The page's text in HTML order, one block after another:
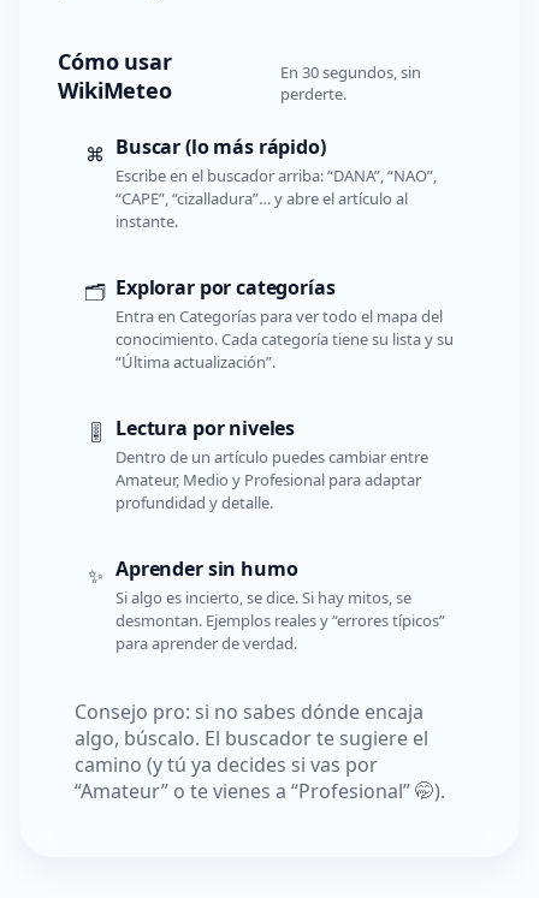
Cómo usar
WikiMeteo
En 30 segundos, sin
perderte.
⌘ Buscar (lo más rápido)
Escribe en el buscador arriba: “DANA”, “NAO”,
“CAPE”, “cizalladura”… y abre el artículo al
instante.
🗂️ Explorar por categorías
Entra en Categorías para ver todo el mapa del
conocimiento. Cada categoría tiene su lista y su
“Última actualización”.
🎚️ Lectura por niveles
Dentro de un artículo puedes cambiar entre
Amateur, Medio y Profesional para adaptar
profundidad y detalle.
✨ Aprender sin humo
Si algo es incierto, se dice. Si hay mitos, se
desmontan. Ejemplos reales y “errores típicos”
para aprender de verdad.
Consejo pro: si no sabes dónde encaja
algo, búscalo. El buscador te sugiere el
camino (y tú ya decides si vas por
“Amateur” o te vienes a “Profesional” 🤭).